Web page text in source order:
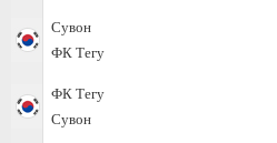
Сувон
ФК Тегу
ФК Тегу
Сувон